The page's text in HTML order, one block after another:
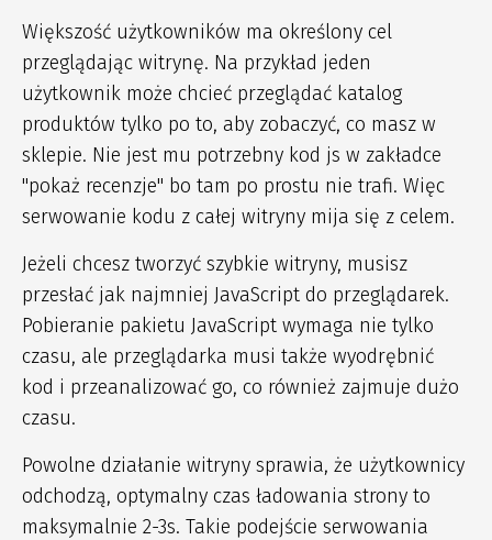
Większość użytkowników ma określony cel
przeglądając witrynę. Na przykład jeden
użytkownik może chcieć przeglądać katalog
produktów tylko po to, aby zobaczyć, co masz w
sklepie. Nie jest mu potrzebny kod js w zakładce
"pokaż recenzje" bo tam po prostu nie trafi. Więc
serwowanie kodu z całej witryny mija się z celem.
Jeżeli chcesz tworzyć szybkie witryny, musisz
przesłać jak najmniej JavaScript do przeglądarek.
Pobieranie pakietu JavaScript wymaga nie tylko
czasu, ale przeglądarka musi także wyodrębnić
kod i przeanalizować go, co również zajmuje dużo
czasu.
Powolne działanie witryny sprawia, że użytkownicy
odchodzą, optymalny czas ładowania strony to
maksymalnie 2-3s. Takie podejście serwowania